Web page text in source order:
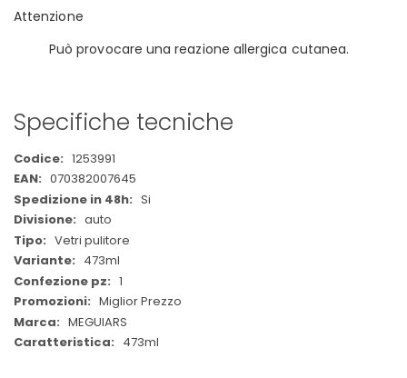
Attenzione
Può provocare una reazione allergica cutanea.
Specifiche tecniche
Maggiori
Informazioni
1253991
070382007645
Si
auto
Vetri pulitore
473ml
1
Miglior Prezzo
MEGUIARS
473ml